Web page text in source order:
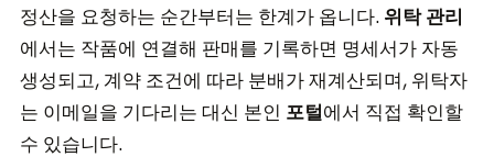
정산을 요청하는 순간부터는 한계가 옵니다. 위탁 관리
에서는 작품에 연결해 판매를 기록하면 명세서가 자동
생성되고, 계약 조건에 따라 분배가 재계산되며, 위탁자
는 이메일을 기다리는 대신 본인 포털에서 직접 확인할
수 있습니다.